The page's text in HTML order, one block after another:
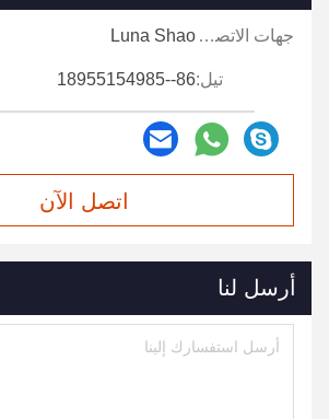
جهات الاتصال: Luna Shao
تيل:86--18955154985
اتصل الآن
أرسل لنا